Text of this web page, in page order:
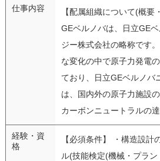
仕事内容
【配属組織について(概
GEベルノバは、日立GE
ジー株式会社の略称です
な変化の中で原子力発電
ており、日立GEベルノバ
は、国内外の原子力施設
カーボンニュートラルの達
経験・資
格
【必須条件】 ・構造設計
ル(技能検定(機械・プラ